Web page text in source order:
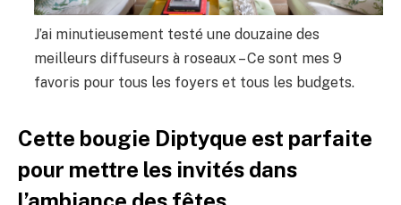
J’ai minutieusement testé une douzaine des
meilleurs diffuseurs à roseaux – Ce sont mes 9
favoris pour tous les foyers et tous les budgets.
Cette bougie Diptyque est parfaite
pour mettre les invités dans